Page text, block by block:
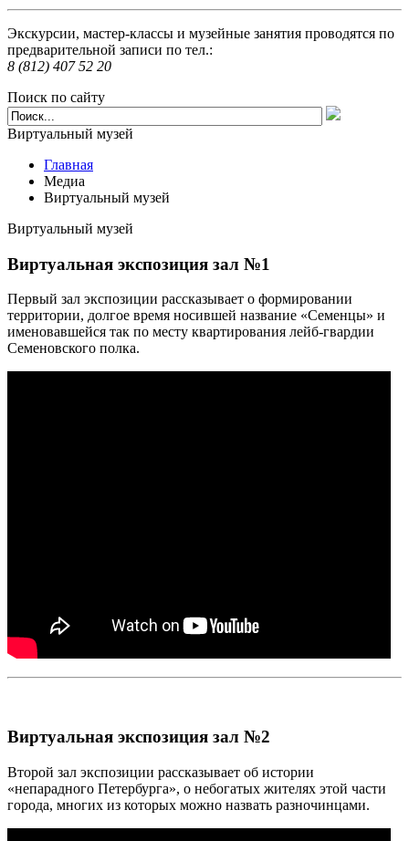
Экскурсии, мастер-классы и музейные занятия проводятся по
предварительной записи по тел.:
8 (812) 407 52 20
Поиск по сайту
Виртуальный музей
Главная
Медиа
Виртуальный музей
Виртуальный музей
Виртуальная экспозиция зал №1
Первый зал экспозиции рассказывает о формировании
территории, долгое время носившей название «Семенцы» и
именовавшейся так по месту квартирования лейб-гвардии
Семеновского полка.
Виртуальная экспозиция зал №2
Второй зал экспозиции рассказывает об истории
«непарадного Петербурга», о небогатых жителях этой части
города, многих из которых можно назвать разночинцами.